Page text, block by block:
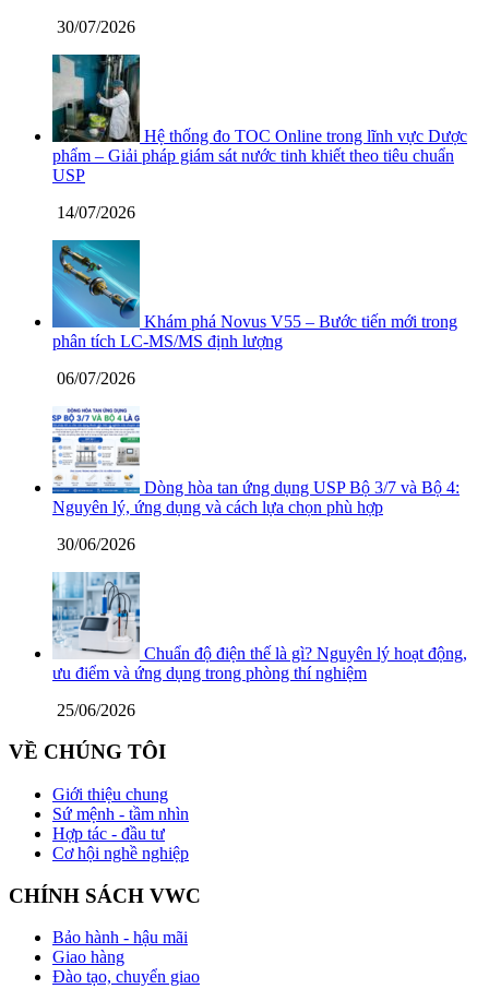
30/07/2026
Hệ thống đo TOC Online trong lĩnh vực Dược
phẩm – Giải pháp giám sát nước tinh khiết theo tiêu chuẩn
USP
14/07/2026
Khám phá Novus V55 – Bước tiến mới trong
phân tích LC-MS/MS định lượng
06/07/2026
Dòng hòa tan ứng dụng USP Bộ 3/7 và Bộ 4:
Nguyên lý, ứng dụng và cách lựa chọn phù hợp
30/06/2026
Chuẩn độ điện thế là gì? Nguyên lý hoạt động,
ưu điểm và ứng dụng trong phòng thí nghiệm
25/06/2026
VỀ CHÚNG TÔI
Giới thiệu chung
Sứ mệnh - tầm nhìn
Hợp tác - đầu tư
Cơ hội nghề nghiệp
CHÍNH SÁCH VWC
Bảo hành - hậu mãi
Giao hàng
Đào tạo, chuyển giao